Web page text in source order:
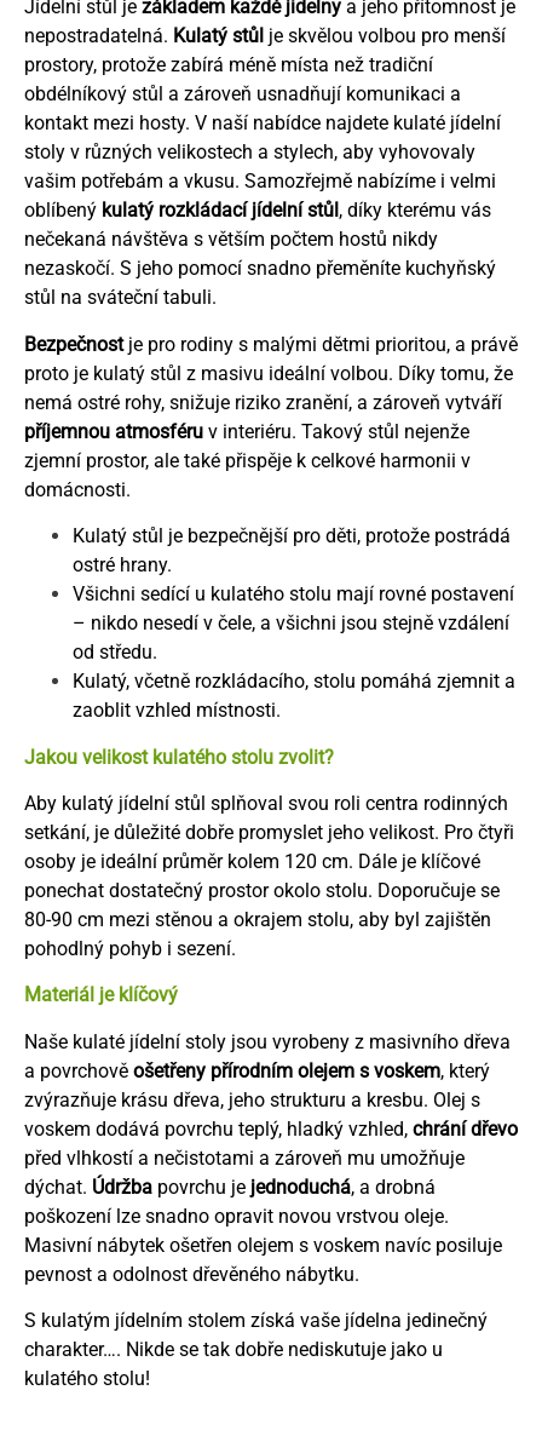
Jídelní stůl je základem každé jídelny a jeho přítomnost je
nepostradatelná. Kulatý stůl je skvělou volbou pro menší
prostory, protože zabírá méně místa než tradiční
obdélníkový stůl a zároveň usnadňují komunikaci a
kontakt mezi hosty. V naší nabídce najdete kulaté jídelní
stoly v různých velikostech a stylech, aby vyhovovaly
vašim potřebám a vkusu. Samozřejmě nabízíme i velmi
oblíbený kulatý rozkládací jídelní stůl , díky kterému vás
nečekaná návštěva s větším počtem hostů nikdy
nezaskočí. S jeho pomocí snadno přeměníte kuchyňský
stůl na sváteční tabuli.
Bezpečnostje pro rodiny s malými dětmi prioritou, a právě
proto je kulatý stůl z masivu ideální volbou. Díky tomu, že
nemá ostré rohy, snižuje riziko zranění, a zároveň vytváří
příjemnou atmosféru v interiéru. Takový stůl nejenže
zjemní prostor, ale také přispěje k celkové harmonii v
domácnosti.
Kulatý stůl je bezpečnější pro děti, protože postrádá
ostré hrany.
Všichni sedící u kulatého stolu mají rovné postavení
– nikdo nesedí v čele, a všichni jsou stejně vzdálení
od středu.
Kulatý, včetně rozkládacího, stolu pomáhá zjemnit a
zaoblit vzhled místnosti.
Jakou velikost kulatého stolu zvolit?
Aby kulatý jídelní stůl splňoval svou roli centra rodinných
setkání, je důležité dobře promyslet jeho velikost. Pro čtyři
osoby je ideální průměr kolem 120 cm. Dále je klíčové
ponechat dostatečný prostor okolo stolu. Doporučuje se
80-90 cm mezi stěnou a okrajem stolu, aby byl zajištěn
pohodlný pohyb i sezení.
Materiál je klíčový
Naše kulaté jídelní stoly jsou vyrobeny z masivního dřeva
a povrchově ošetřeny přírodním olejem s voskem, který
zvýrazňuje krásu dřeva, jeho strukturu a kresbu. Olej s
voskem dodává povrchu teplý, hladký vzhled, chrání dřevo
před vlhkostí a nečistotami a zároveň mu umožňuje
dýchat. Údržba povrchu je jednoduchá, a drobná
poškození lze snadno opravit novou vrstvou oleje.
Masivní nábytek ošetřen olejem s voskem navíc posiluje
pevnost a odolnost dřevěného nábytku.
S kulatým jídelním stolem získá vaše jídelna jedinečný
charakter…. Nikde se tak dobře nediskutuje jako u
kulatého stolu!